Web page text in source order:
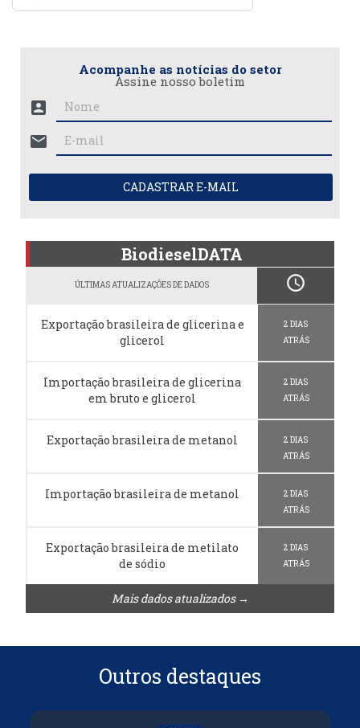
Acompanhe as notícias do setor
Assine nosso boletim
account_box
mail
CADASTRAR E-MAIL
BiodieselDATA
ÚLTIMAS ATUALIZAÇÕES DE DADOS schedule
Exportação brasileira de glicerina e
glicerol
2 DIAS
ATRÁS
Importação brasileira de glicerina
em bruto e glicerol
2 DIAS
ATRÁS
Exportação brasileira de metanol
2 DIAS
ATRÁS
Importação brasileira de metanol
2 DIAS
ATRÁS
Exportação brasileira de metilato
de sódio
2 DIAS
ATRÁS
Mais dados atualizados →
Outros destaques